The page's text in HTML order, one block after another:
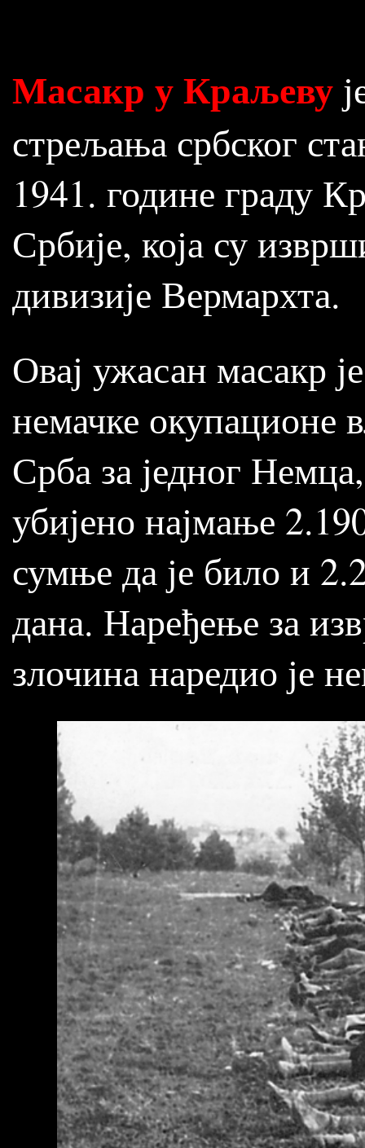
Масакр у Краљеву
стрељања србског
1941. године граду
Србије, која су
дивизије Вермархта.
Овај ужасан масакр
немачке окупационе
Срба за једног
убијено најмање
сумње да је било и
дана. Наређење за
злочина наредио је